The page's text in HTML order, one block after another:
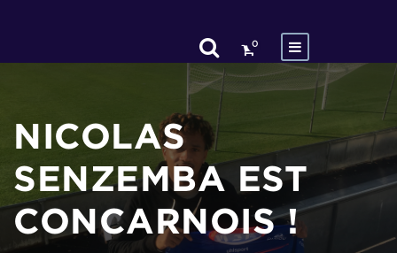
0
NICOLAS
SENZEMBA EST
CONCARNOIS !